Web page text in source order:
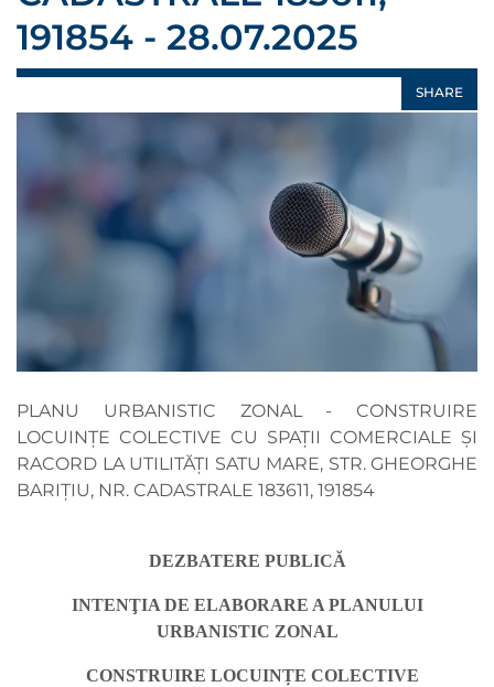
191854 - 28.07.2025
SHARE
PLANU URBANISTIC ZONAL - CONSTRUIRE
LOCUINȚE COLECTIVE CU SPAȚII COMERCIALE ȘI
RACORD LA UTILITĂȚI SATU MARE, STR. GHEORGHE
BARIȚIU, NR. CADASTRALE 183611, 191854
DEZBATERE PUBLICĂ
INTENŢIA DE ELABORARE A PLANULUI
URBANISTIC ZONAL
CONSTRUIRE LOCUINȚE COLECTIVE